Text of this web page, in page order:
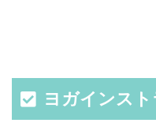
ヨガインス